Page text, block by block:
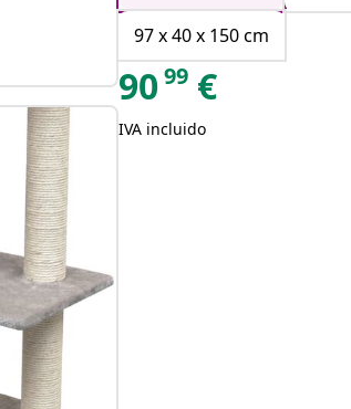
97 x 40 x 150 cm
9099 €
IVA incluido